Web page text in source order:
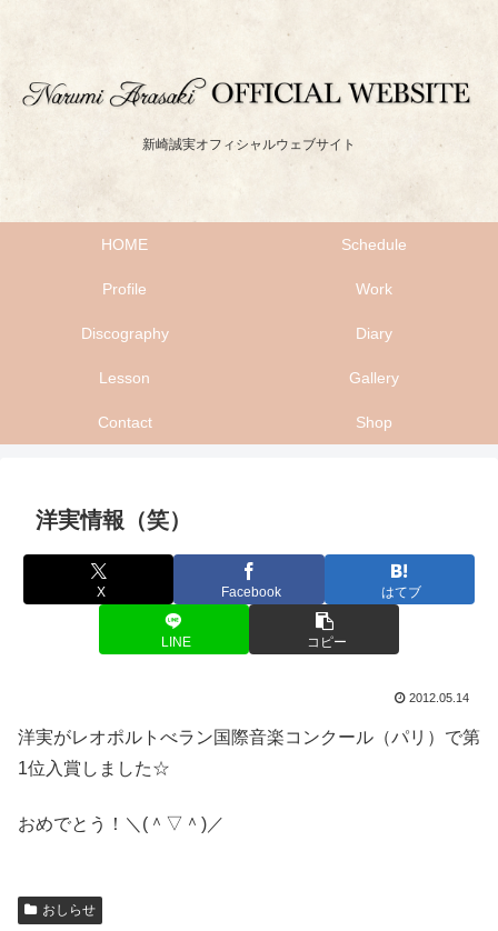
新崎誠実オフィシャルウェブサイト
HOME Schedule
Profile Work
Discography Diary
Lesson Gallery
Contact Shop
洋実情報（笑）
X Facebook はてブ
LINE コピー
2012.05.14
洋実がレオポルトべラン国際音楽コンクール（パリ）で第
1位入賞しました☆
おめでとう！＼(＾▽＾)／
おしらせ